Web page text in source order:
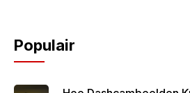
Populair